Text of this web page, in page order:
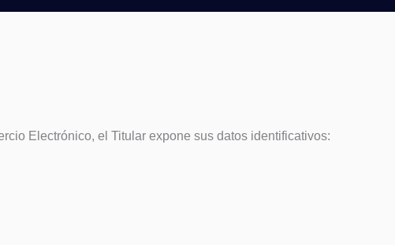
Electrónico, el Titular expone sus datos identificativos: